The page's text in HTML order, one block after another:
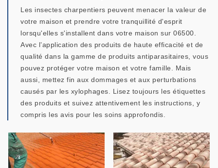
Les insectes charpentiers peuvent menacer la valeur de
votre maison et prendre votre tranquillité d'esprit
lorsqu'elles s'installent dans votre maison sur 06500.
Avec l’application des produits de haute efficacité et de
qualité dans la gamme de produits antiparasitaires, vous
pouvez protéger votre maison et votre famille. Mais
aussi, mettez fin aux dommages et aux perturbations
causés par les xylophages. Lisez toujours les étiquettes
des produits et suivez attentivement les instructions, y
compris les avis pour les soins approfondis.